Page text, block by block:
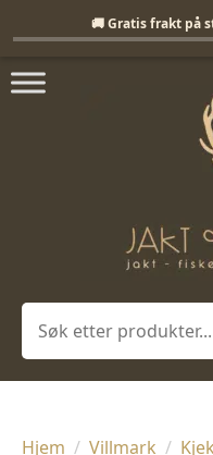
Søk
Hjem Villmark
🚚 Gratis frakt på